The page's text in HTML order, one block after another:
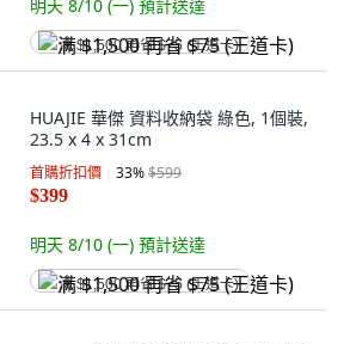
明天 8/10 (一) 預計送達
满 $1,500 再省 $75 (王道卡)
HUAJIE 華傑 資料收納袋 綠色, 1個裝,
23.5 x 4 x 31cm
首購折扣價 33%$599
$399
明天 8/10 (一) 預計送達
满 $1,500 再省 $75 (王道卡)